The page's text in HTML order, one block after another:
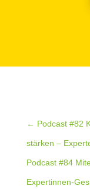
← Podcast #82
stärken –
Podcast #84
Expertinnen-